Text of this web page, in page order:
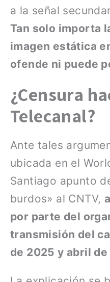
a la señal
Tan solo importa
imagen estática
ofende ni puede
¿Censura
Telecanal?
Ante tales
ubicada en el
Santiago apunto
burdos» al CNTV,
por parte del
transmisión del
de 2025 y abril de